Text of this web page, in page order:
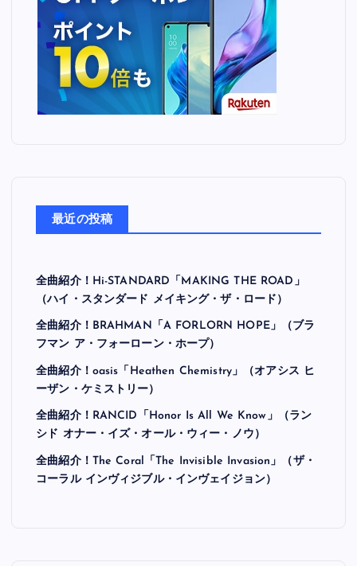
最近の投稿
全曲紹介！Hi-STANDARD「MAKING THE ROAD」
（ハイ・スタンダード メイキング・ザ・ロード）
全曲紹介！BRAHMAN「A FORLORN HOPE」（ブラ
フマン ア・フォーローン・ホープ）
全曲紹介！oasis「Heathen Chemistry」（オアシス ヒ
ーザン・ケミストリー）
全曲紹介！RANCID「Honor Is All We Know」（ラン
シド オナー・イズ・オール・ウィー・ノウ）
全曲紹介！The Coral「The Invisible Invasion」（ザ・
コーラル インヴィジブル・インヴェイジョン）